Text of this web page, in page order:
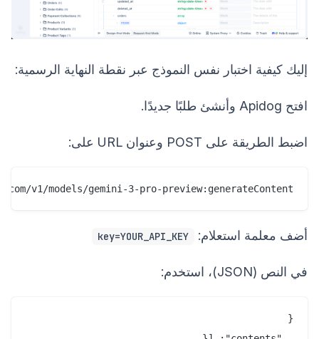
إليك كيفية اختبار نفس النموذج عبر نقطة النهاية الرسمية:
افتح Apidog وأنشئ طلبًا جديدًا.
اضبط الطريقة على POST وعنوان URL على:
v1/models/gemini-3-pro-preview:generateContent
أضف معلمة استعلام: key=YOUR_API_KEY
في النص (JSON)، استخدم: